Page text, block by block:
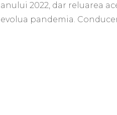
anului 2022, dar reluarea
evolua pandemia.